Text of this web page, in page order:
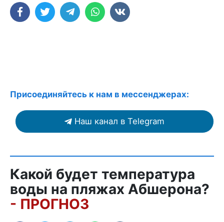
Присоединяйтесь к нам в мессенджерах:
Наш канал в Telegram
Какой будет температура
воды на пляжах Абшерона?
- ПРОГНОЗ